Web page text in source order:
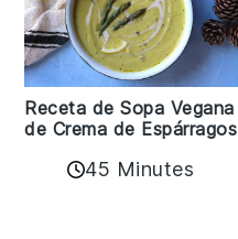
Receta de Sopa Vegana
de Crema de Espárragos
45 Minutes